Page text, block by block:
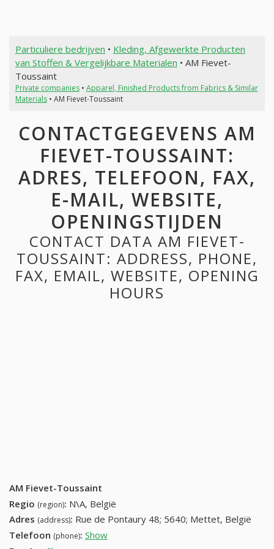
Particuliere bedrijven • Kleding, Afgewerkte Producten
van Stoffen & Vergelijkbare Materialen • AM Fievet-
Toussaint
Private companies• Apparel, Finished Products from Fabrics & Similar
Materials• AM Fievet-Toussaint
CONTACTGEGEVENS AM
FIEVET-TOUSSAINT:
ADRES, TELEFOON, FAX,
E-MAIL, WEBSITE,
OPENINGSTIJDEN
CONTACT DATA AM FIEVET-
TOUSSAINT: ADDRESS, PHONE,
FAX, EMAIL, WEBSITE, OPENING
HOURS
AM Fievet-Toussaint
Regio (region): N\A, België
Adres (address): Rue de Pontaury 48; 5640; Mettet, België
Telefoon (phone): Show